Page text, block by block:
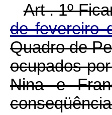
Art . 1º
de fevereiro
Quadro de
ocupados
Nina e